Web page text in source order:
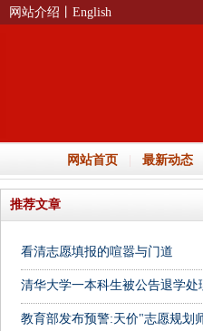
网站介绍 丨English
网站首页 最新动态
推荐文章
看清志愿填报的喧嚣与门道
清华大学一本科生被公告退学
教育部发布预警:天价"志愿规划